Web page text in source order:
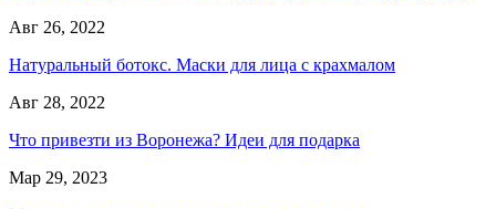
Авг 26, 2022
Натуральный ботокс. Маски для лица с крахмалом
Авг 28, 2022
Что привезти из Воронежа? Идеи для подарка
Мар 29, 2023